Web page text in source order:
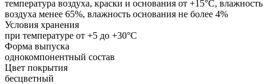
температура воздуха, краски и основания от +15°С, влажность
воздуха менее 65%, влажность основания не более 4%
Условия хранения
при температуре от +5 до +30°С
Форма выпуска
однокомпонентный состав
Цвет покрытия
бесцветный